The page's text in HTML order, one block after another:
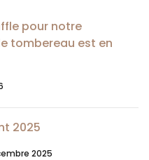
pour notre
tombereau est en
2025
2025